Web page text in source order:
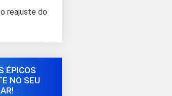
reajuste do
ÉPICOS
NO SEU